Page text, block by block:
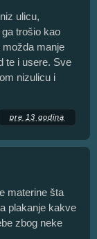
ulicu,
trošio kao
možda manje
te i usere. Sve
nizulicu i
pre 13 godina
materine šta
plakanje kakve
zbog neke